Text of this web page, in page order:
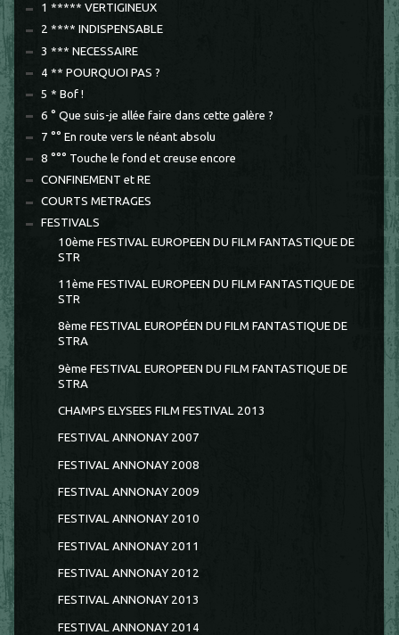
1 ***** VERTIGINEUX
2 **** INDISPENSABLE
3 *** NECESSAIRE
4 ** POURQUOI PAS ?
5 * Bof !
6 ° Que suis-je allée faire dans cette galère ?
7 °° En route vers le néant absolu
8 °°° Touche le fond et creuse encore
CONFINEMENT et RE
COURTS METRAGES
FESTIVALS
10ème FESTIVAL EUROPEEN DU FILM FANTASTIQUE DE
STR
11ème FESTIVAL EUROPEEN DU FILM FANTASTIQUE DE
STR
8ème FESTIVAL EUROPÉEN DU FILM FANTASTIQUE DE
STRA
9ème FESTIVAL EUROPEEN DU FILM FANTASTIQUE DE
STRA
CHAMPS ELYSEES FILM FESTIVAL 2013
FESTIVAL ANNONAY 2007
FESTIVAL ANNONAY 2008
FESTIVAL ANNONAY 2009
FESTIVAL ANNONAY 2010
FESTIVAL ANNONAY 2011
FESTIVAL ANNONAY 2012
FESTIVAL ANNONAY 2013
FESTIVAL ANNONAY 2014